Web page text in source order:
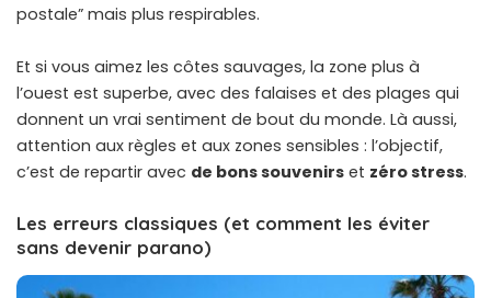
postale” mais plus respirables.
Et si vous aimez les côtes sauvages, la zone plus à
l’ouest est superbe, avec des falaises et des plages qui
donnent un vrai sentiment de bout du monde. Là aussi,
attention aux règles et aux zones sensibles : l’objectif,
c’est de repartir avec de bons souvenirs et zéro stress.
Les erreurs classiques (et comment les éviter
sans devenir parano)